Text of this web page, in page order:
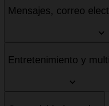
Mensajes, correo
Entretenimiento y